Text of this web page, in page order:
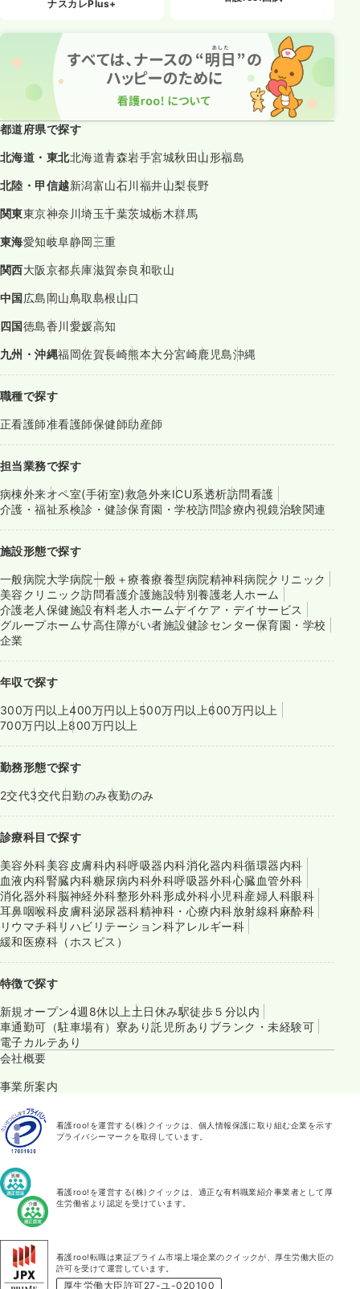
ナスカレPlus+
都道府県で探す
北海道・東北北海道青森岩手宮城秋田 山形福島
北陸・甲信越新潟富山石川 福井山梨長野
関東東京神奈川埼玉千葉茨城栃木群馬
東海愛知岐阜静岡三重
関西大阪京都兵庫滋賀奈良和歌山
中国 広島 岡山鳥取島根山口
四国徳島香川 愛媛高知
九州・沖縄福岡佐賀長崎熊本大分宮崎鹿児島沖縄
職種で探す
正看護師准看護師保健師助産師
担当業務で探す
病棟外来オペ室(手術室)救急外来ICU系透析訪問看護
介護・福祉系検診・健診保育園・学校訪問診療内視鏡治験関連
施設形態で探す
一般病院大学病院一般＋療養療養型病院精神科病院クリニック
美容クリニック訪問看護介護施設特別養護老人ホーム
介護老人保健施設有料老人ホームデイケア・デイサービス
グループホームサ高住障がい者施設健診センター保育園・学校
企業
年収で探す
300万円以上400万円以上500万円以上600万円以上
700万円以上800万円以上
勤務形態で探す
2交代3交代日勤のみ夜勤のみ
診療科目で探す
美容外科美容皮膚科内科呼吸器内科消化器内科循環器内科
血液内科腎臓内科糖尿病内科外科呼吸器外科心臓血管外科
消化器外科脳神経外科整形外科形成外科小児科産婦人科眼科
耳鼻咽喉科皮膚科泌尿器科精神科・心療内科放射線科麻酔科
リウマチ科リハビリテーション科アレルギー科
緩和医療科（ホスピス）
特徴で探す
新規オープン4週8休以上土日休み駅徒歩５分以内
車通勤可（駐車場有） 寮あり託児所あり ブランク・未経験可
電子カルテあり
会社概要
事業所案内
看護roo!を運営する(株)クイックは、個人情報保護に取り組む企業を示す
プライバシーマークを取得しています。
看護roo!を運営する(株)クイックは、適正な有料職業紹介事業者として厚
生労働省より認定を受けています。
看護roo!転職は東証プライム市場上場企業のクイックが、厚生労働大臣の
許可を受けて運営しています。
厚生労働大臣許可27-ユ-020100